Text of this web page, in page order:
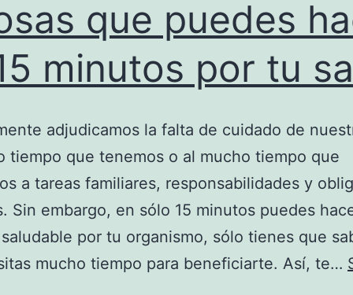
que puedes
minutos por tu
adjudicamos la falta de cuidado de
tiempo que tenemos o al mucho tiempo que
a tareas familiares, responsabilidades y
Sin embargo, en sólo 15 minutos puedes
por tu organismo, sólo tienes que
mucho tiempo para beneficiarte. Así, te…